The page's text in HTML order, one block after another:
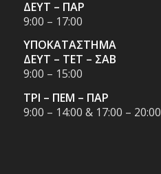
ΔΕΥΤ – ΠΑΡ
9:00 – 17:00
ΥΠΟΚΑΤΑΣΤΗΜΑ
ΔΕΥΤ – ΤΕΤ – ΣΑΒ
9:00 – 15:00
ΤΡΙ – ΠΕΜ – ΠΑΡ
9:00 – 14:00 & 17:00 – 20:00